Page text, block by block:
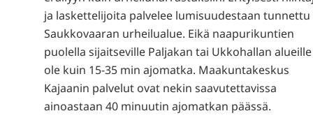
ja laskettelijoita palvelee lumisuudestaan tunnettu
Saukkovaaran urheilualue. Eikä naapurikuntien
puolella sijaitseville Paljakan tai Ukkohallan alueille
ole kuin 15-35 min ajomatka. Maakuntakeskus
Kajaanin palvelut ovat nekin saavutettavissa
ainoastaan 40 minuutin ajomatkan päässä.